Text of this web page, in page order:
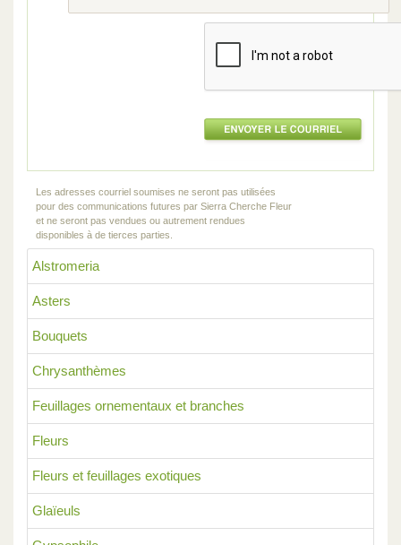
Alstromeria
Asters
Bouquets
Chrysanthèmes
Feuillages ornementaux et branches
Fleurs
Fleurs et feuillages exotiques
Glaïeuls
Les adresses courriel soumises ne seront pas utilisées
pour des communications futures par Sierra Cherche Fleur
et ne seront pas vendues ou autrement rendues
disponibles à de tierces parties.